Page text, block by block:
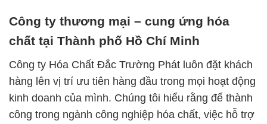
Công ty thương mại – cung ứng hóa
chất tại Thành phố Hồ Chí Minh
Công ty Hóa Chất Đắc Trường Phát luôn đặt khách
hàng lên vị trí ưu tiên hàng đầu trong mọi hoạt động
kinh doanh của mình. Chúng tôi hiểu rằng để thành
công trong ngành công nghiệp hóa chất, việc hỗ trợ